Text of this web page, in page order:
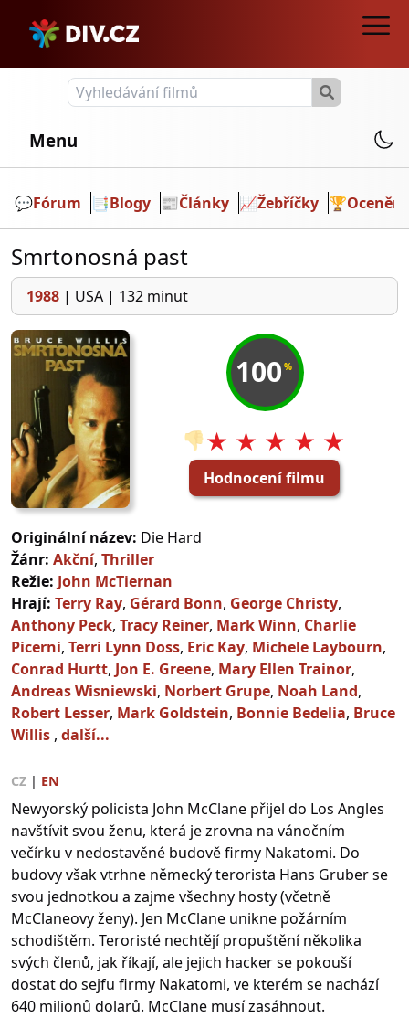
Menu
💬️Fórum 📑Blogy 📰Články 📈Žebříčky 🏆Ocenění
Smrtonosná past
1988 | USA | 132 minut
100 %
👎★ ★ ★ ★ ★
Hodnocení filmu
Originální název: Die Hard
Žánr: Akční, Thriller
Režie: John McTiernan
Hrají: Terry Ray, Gérard Bonn, George Christy,
Anthony Peck, Tracy Reiner, Mark Winn, Charlie
Picerni, Terri Lynn Doss, Eric Kay, Michele Laybourn,
Conrad Hurtt, Jon E. Greene, Mary Ellen Trainor,
Andreas Wisniewski, Norbert Grupe, Noah Land,
Robert Lesser, Mark Goldstein, Bonnie Bedelia, Bruce
Willis , další...
CZ | EN
Newyorský policista John McClane přijel do Los Angles
navštívit svou ženu, která je zrovna na vánočním
večírku v nedostavěné budově firmy Nakatomi. Do
budovy však vtrhne německý terorista Hans Gruber se
svou jednotkou a zajme všechny hosty (včetně
McClaneovy ženy). Jen McClane unikne požárním
schodištěm. Teroristé nechtějí propuštění několika
svých členů, jak říkají, ale jejich hacker se pokouší
dostat do sejfu firmy Nakatomi, ve kterém se nachází
640 milionů dolarů. McClane musí zasáhnout.